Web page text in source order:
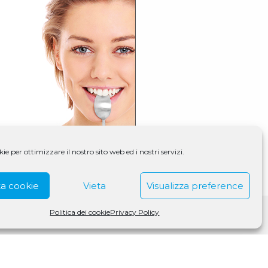
per ottimizzare il nostro sito web ed i nostri servizi.
cookie Vieta Visualizza preference
Politica dei cookiePrivacy Policy